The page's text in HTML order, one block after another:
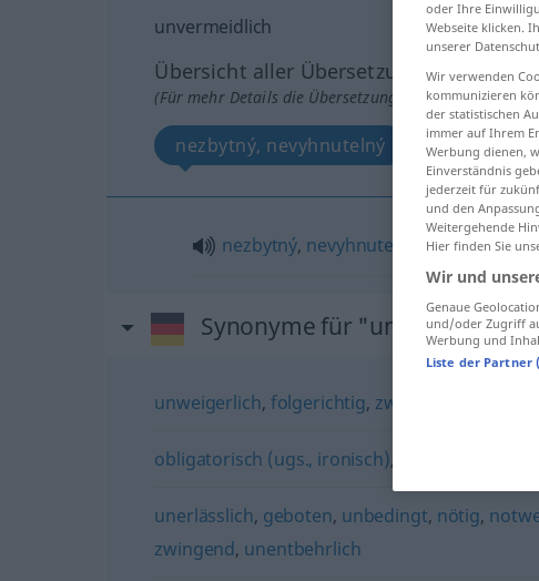
unvermeidlich
Übersicht aller Übersetzungen
(Für mehr Details die Übersetzung anklicken/
nezbytný, nevyhnutelný
nezbytný, nevyhnutelný
Synonyme für "unvermeidlich"
unweigerlich, folgerichtig, zwangsläufig
obligatorisch (ugs., ironisch),
unerlässlich, geboten, unbedingt, nötig,
zwingend, unentbehrlich
oder Ihre
Webseite klicken.
unserer
Wir verwenden
kommunizieren
der statistischen
immer auf Ihrem
Werbung dienen,
Einverständnis
jederzeit für
und den
Weitergehende
Hier finden Sie
Wir und
Genaue
und/oder Zugriff
Werbung und
Liste der Partner